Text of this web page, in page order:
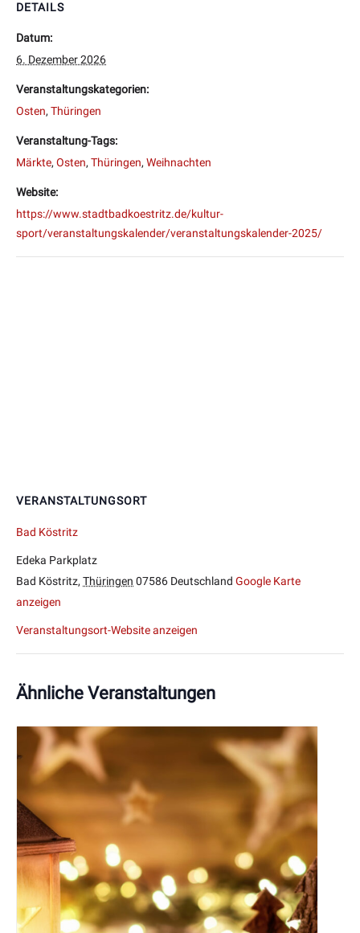
DETAILS
Datum:
6. Dezember 2026
Veranstaltungskategorien:
Osten, Thüringen
Veranstaltung-Tags:
Märkte, Osten, Thüringen, Weihnachten
Website:
https://www.stadtbadkoestritz.de/kultur-
sport/veranstaltungskalender/veranstaltungskalender-2025/
VERANSTALTUNGSORT
Bad Köstritz
Edeka Parkplatz
Bad Köstritz, Thüringen 07586 Deutschland Google Karte
anzeigen
Veranstaltungsort-Website anzeigen
Ähnliche Veranstaltungen